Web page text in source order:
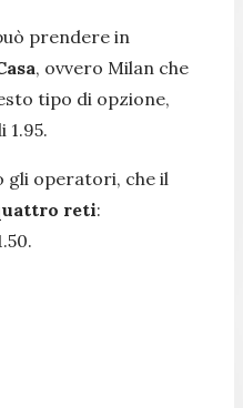
prendere in
, ovvero Milan che
tipo di opzione,
1.95.
gli operatori, che il
reti: